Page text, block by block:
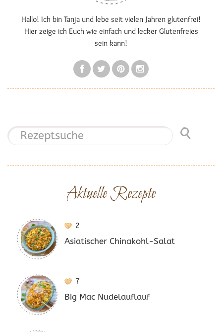
Hallo! Ich bin Tanja und lebe seit vielen Jahren glutenfrei!
Hier zeige ich Euch wie einfach und lecker Glutenfreies
sein kann!
Aktuelle Rezepte
2
Asiatischer Chinakohl-Salat
7
Big Mac Nudelauflauf